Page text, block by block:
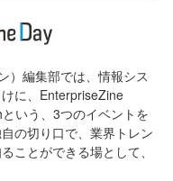
）編集部では、情報シス
に、EnterpriseZine
いう、3つのイベントを
の切り口で、業界トレン
ことができる場として、